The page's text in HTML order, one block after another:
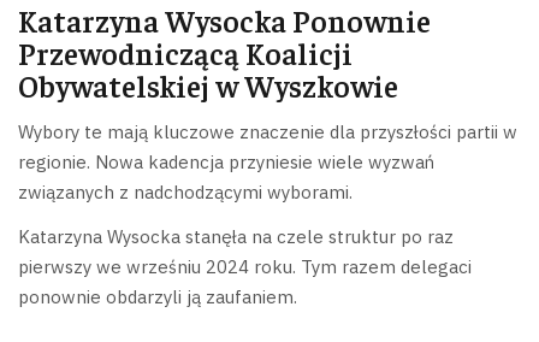
Katarzyna Wysocka Ponownie
Przewodniczącą Koalicji
Obywatelskiej w Wyszkowie
Wybory te mają kluczowe znaczenie dla przyszłości partii w
regionie. Nowa kadencja przyniesie wiele wyzwań
związanych z nadchodzącymi wyborami.
Katarzyna Wysocka stanęła na czele struktur po raz
pierwszy we wrześniu 2024 roku. Tym razem delegaci
ponownie obdarzyli ją zaufaniem.